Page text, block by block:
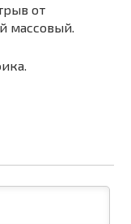
от
массовый.